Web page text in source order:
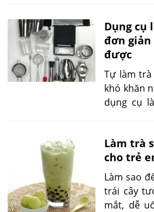
triển khai.
con đối
nghiêm
ngủ, rối
sẽ giúp
độ tuổi
dẫn sử
chọn thay
Dụng cụ
đơn giản
được
Tự làm trà
khó khăn
dụng cụ
cách sử
mẹo biến
chuẩn vị,
như tại
Làm trà
cho trẻ
Làm sao
trái cây
mắt, dễ